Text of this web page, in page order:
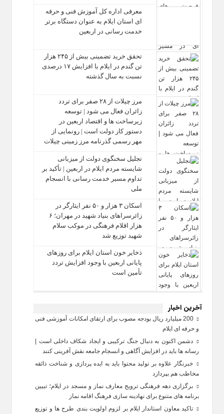
معرفی اداره کل آموزش فنی و حرفه‌
ای استان ایلام به‌ عنوان دستگاه برتر
خدمت‌ رسانی در اربعین
تحقق خرید تضمینی بیش از ۲۴۵ هزار
تن گندم در ایلام با افزایش ۱۷ درصدی
نسبت به سال گذشته
مرز چیلات از ۲۸ صفر برای تردد
زائران فعال می‌ شود | توسعه
زیرساخت‌ ها و اقتصاد اربعین در
دستور کار دولت است | رونمایی از
مهر رسمی گذرنامه مرز زمینی چیلات
تجلیل سخنگوی دولت از میزبانی
شایسته مردم ایلام در اربعین | تأکید بر
تداوم مسیر خدمت‌ رسانی با انسجام
ملی
اسکان ۳ هزار و ۵۰ نفر ایثارگر در
زائرسراهای بنیاد شهید در مهران؛ ۶
هزار اقلام فرهنگی در موکب سلام
شهید توزیع شد
ذخایر خون استان ایلام برای روزهای
پایانی اربعین با وجود افزایش تردد
تأمین است
آخرین اخبار
200 میلیارد ریال بودجه مصوب برای ارتقای امکانات آموزشی فنی‌
و حرفه‌ ای ایلام
دشمن اکنون به دنبال جنگ ترکیبی و ایجاد شکاف داخلی است |
رسانه‌ ها باید در افزایش آگاهی و انسجام جامعه نقش‌ آفرینی کنند
خبرنگار علاوه بر تولید محتوا باید به ایده‌ پردازی و شناخت ذائقه
مخاطب هم بپردازد
برگزاری دهه فرهنگی ترویج معارف نماز و مسجد در ایلام؛ تبیین
برنامه‌ های متنوع برای نهادینه‌ سازی فرهنگ اقامه نماز
تاکید معاون استاندار ایلام بر لزوم اولویت‌ بندی طرح‌ ها و توزیع